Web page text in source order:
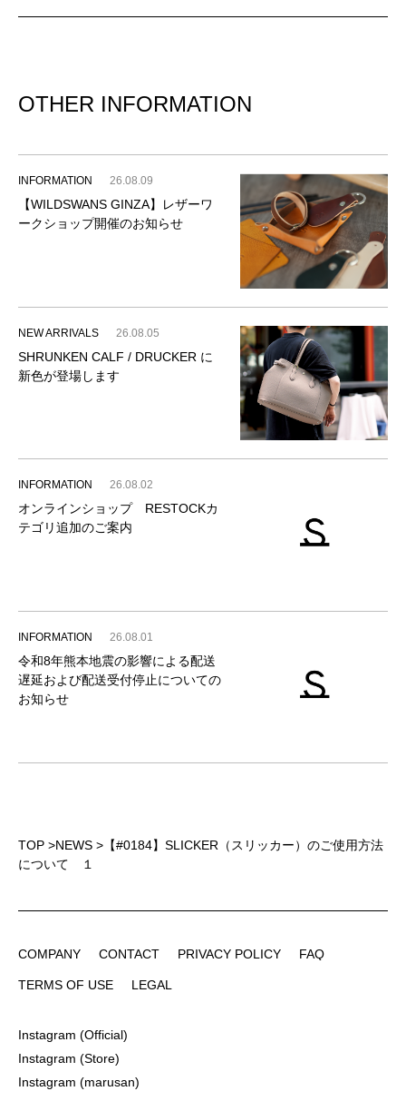
OTHER INFORMATION
INFORMATION 26.08.09
【WILDSWANS GINZA】レザーワ
ークショップ開催のお知らせ
NEW ARRIVALS 26.08.05
SHRUNKEN CALF / DRUCKER に
新色が登場します
INFORMATION 26.08.02
オンラインショップ RESTOCKカ
テゴリ追加のご案内
INFORMATION 26.08.01
令和8年熊本地震の影響による配送
遅延および配送受付停止についての
お知らせ
TOP >NEWS > 【#0184】SLICKER（スリッカー）のご使用方法
について １
COMPANY
CONTACT
PRIVACY POLICY
FAQ
TERMS OF USE
LEGAL
Instagram (Official)
Instagram (Store)
Instagram (marusan)